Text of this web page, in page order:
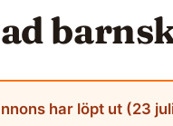
har löpt ut (23